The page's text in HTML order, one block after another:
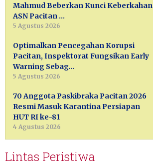
Mahmud Beberkan Kunci Keberkahan
ASN Pacitan …
5 Agustus 2026
Optimalkan Pencegahan Korupsi
Pacitan, Inspektorat Fungsikan Early
Warning Sebag…
5 Agustus 2026
70 Anggota Paskibraka Pacitan 2026
Resmi Masuk Karantina Persiapan
HUT RI ke-81
4 Agustus 2026
Lintas Peristiwa